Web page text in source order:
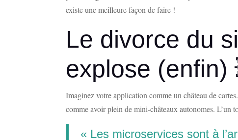
existe une meilleure façon de faire !
Le divorce du
explose (enfin)
Imaginez votre application comme un château de
comme avoir plein de mini-châteaux autonomes. L’un
« Les microservices sont à